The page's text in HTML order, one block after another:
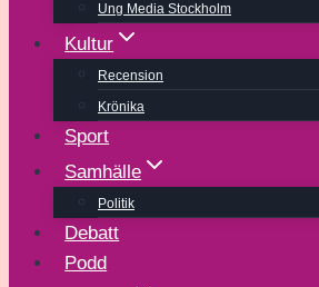
Ung Media Stockholm
Kultur
Recension
Krönika
Sport
Samhälle
Politik
Debatt
Podd